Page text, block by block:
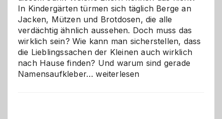
Wahl?
In Kindergärten türmen sich täglich Berge an
Jacken, Mützen und Brotdosen, die alle
verdächtig ähnlich aussehen. Doch muss das
wirklich sein? Wie kann man sicherstellen, dass
die Lieblingssachen der Kleinen auch wirklich
nach Hause finden? Und warum sind gerade
Namensaufkleber…Namensaufkleber
weiterlesen